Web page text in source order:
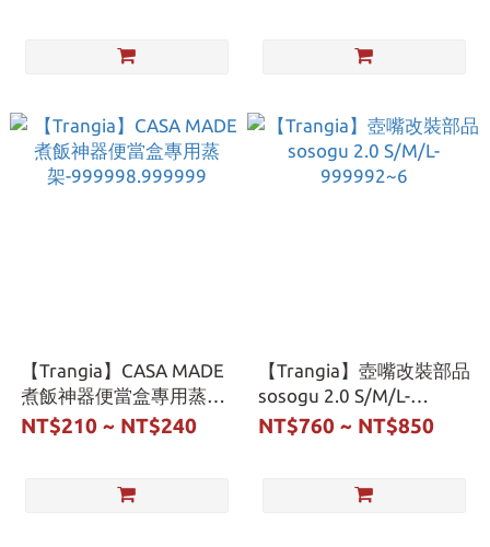
【Trangia】CASA MADE
煮飯神器便當盒專用蒸
架-999998.999999
NT$210 ~ NT$240
【Trangia】壺嘴改裝部品
sosogu 2.0 S/M/L-
999992~6
NT$760 ~ NT$850